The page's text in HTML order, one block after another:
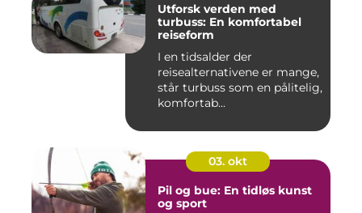
Utforsk verden med
turbuss: En komfortabel
reiseform
I en tidsalder der
reisealternativene er mange,
står turbuss som en pålitelig,
komfortab...
03. okt
Pil og bue: En tidløs kunst
og sport